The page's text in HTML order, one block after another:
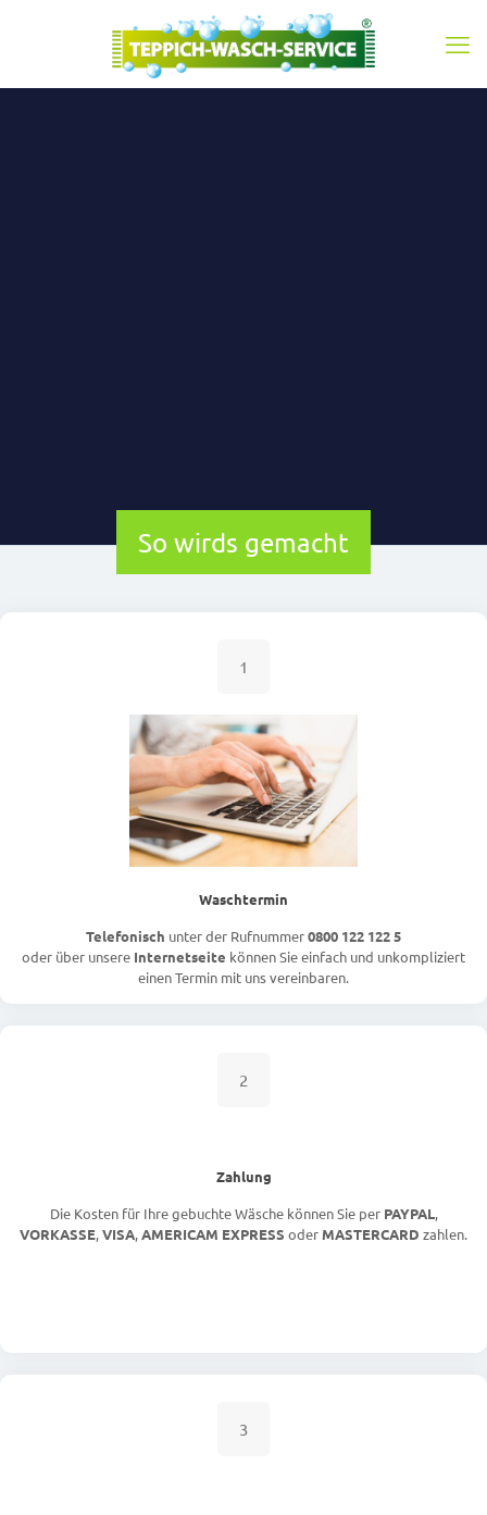
So wirds gemacht
1
Waschtermin
Telefonisch unter der Rufnummer0800 122 122 5
oder über unsere Internetseite können Sie einfach und unkompliziert
einen Termin mit uns vereinbaren.
2
Zahlung
Die Kosten für Ihre gebuchte Wäsche können Sie per PAYPAL,
VORKASSE,VISA,AMERICAM EXPRESS oder MASTERCARD zahlen.
3